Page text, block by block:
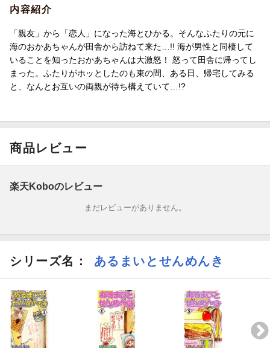
内容紹介
「親友」から「恋人」になった海とひかる。そんなふたりの元に
海のおかあちゃんが田舎から訪ねて来た…!! 海が男性と同棲して
いることを知ったおかあちゃんは大激怒！ 怒って田舎に帰ってし
まった。ふたりがホッとしたのも束の間、ある日、帰宅してみる
と、なんとお互いの両親が待ち構えていて…!?
商品レビュー
楽天Koboのレビュー
まだレビューがありません。
シリーズ名： あるまいとせんめんき